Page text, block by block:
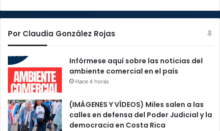
Por Claudia González Rojas
Infórmese aquí sobre las noticias del
ambiente comercial en el país
Hace 4 horas
(IMÁGENES Y VÍDEOS) Miles salen a las
calles en defensa del Poder Judicial y la
democracia en Costa Rica